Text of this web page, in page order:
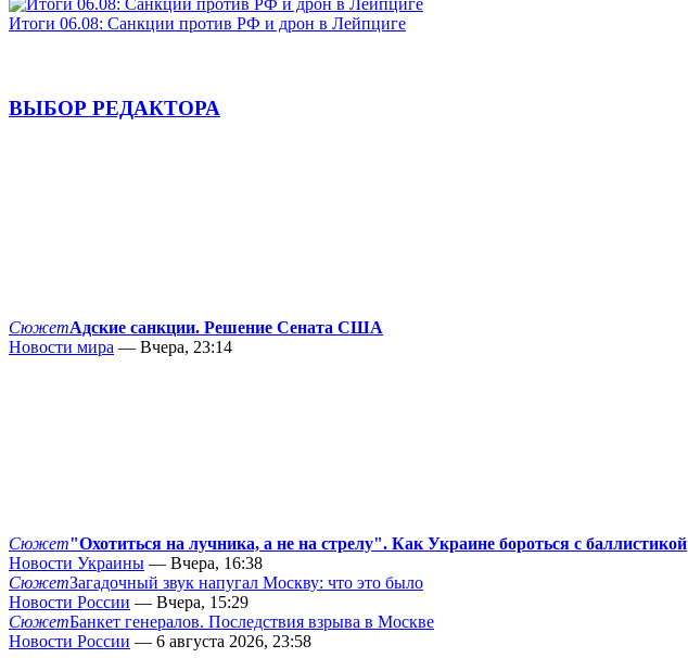
Итоги 06.08: Санкции против РФ и дрон в Лейпциге
ВЫБОР РЕДАКТОРА
СюжетАдские санкции. Решение Сената США
Новости мира — Вчера, 23:14
Сюжет"Охотиться на лучника, а не на стрелу". Как Украине бороться с баллистикой
Новости Украины — Вчера, 16:38
СюжетЗагадочный звук напугал Москву: что это было
Новости России — Вчера, 15:29
СюжетБанкет генералов. Последствия взрыва в Москве
Новости России — 6 августа 2026, 23:58